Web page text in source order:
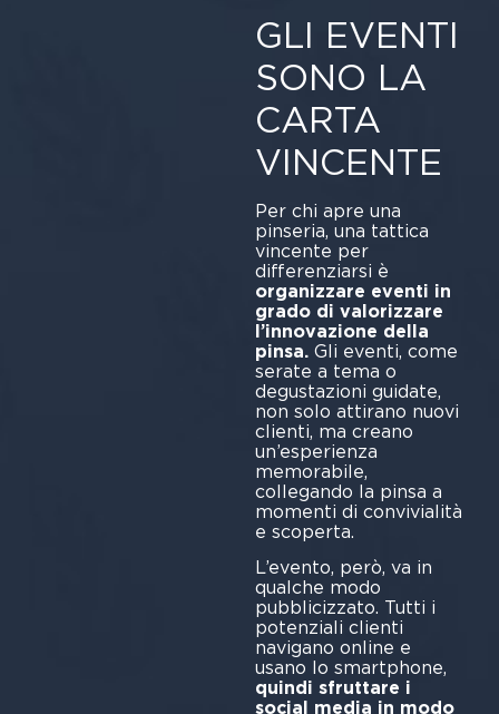
GLI EVENTI
SONO LA
CARTA
VINCENTE
Per chi apre una
pinseria, una tattica
vincente per
differenziarsi è
organizzare eventi in
grado di valorizzare
l’innovazione della
pinsa.Gli eventi, come
serate a tema o
degustazioni guidate,
non solo attirano nuovi
clienti, ma creano
un’esperienza
memorabile,
collegando la pinsa a
momenti di convivialità
e scoperta.
L’evento, però, va in
qualche modo
pubblicizzato. Tutti i
potenziali clienti
navigano online e
usano lo smartphone,
quindi sfruttare i
social media in modo